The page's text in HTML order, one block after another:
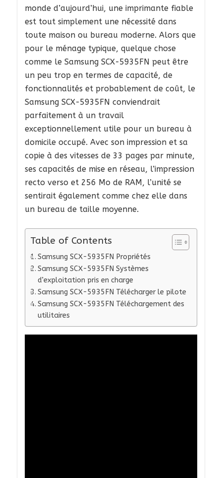
monde d’aujourd’hui, une imprimante fiable
est tout simplement une nécessité dans
toute maison ou bureau moderne. Alors que
pour le ménage typique, quelque chose
comme le Samsung SCX-5935FN peut être
un peu trop en termes de capacité, de
fonctionnalités et probablement de coût, le
Samsung SCX-5935FN conviendrait
parfaitement à un travail
exceptionnellement utile pour un bureau à
domicile occupé. Avec son impression et sa
copie à des vitesses de 33 pages par minute,
ses capacités de mise en réseau, l’impression
recto verso et 256 Mo de RAM, l’unité se
sentirait également comme chez elle dans
un bureau de taille moyenne.
Table of Contents
Samsung SCX-5935FN Propriétés
Samsung SCX-5935FN Systèmes
d’exploitation pris en charge
Samsung SCX-5935FN Télécharger le pilote
Samsung SCX-5935FN Téléchargement des
utilitaires